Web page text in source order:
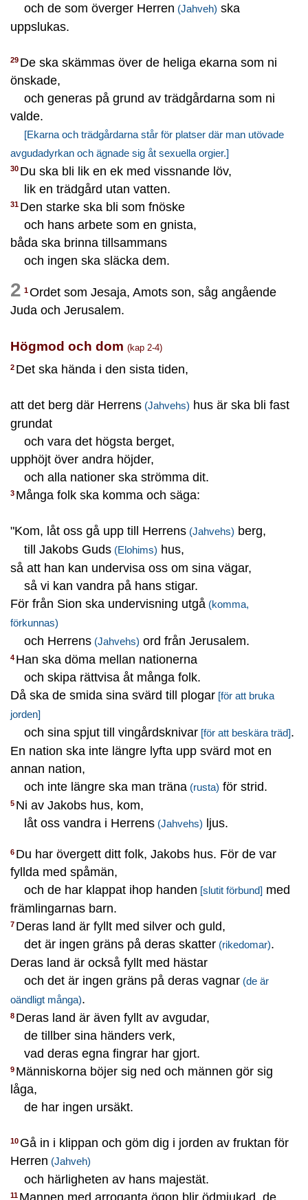
och de som överger Herren (Jahveh) ska
uppslukas.
29 De ska skämmas över de heliga ekarna som ni
önskade,
och generas på grund av trädgårdarna som ni
valde.
[Ekarna och trädgårdarna står för platser där man utövade
avgudadyrkan och ägnade sig åt sexuella orgier.]
30 Du ska bli lik en ek med vissnande löv,
lik en trädgård utan vatten.
31 Den starke ska bli som fnöske
och hans arbete som en gnista,
båda ska brinna tillsammans
och ingen ska släcka dem.
2 1Ordet som Jesaja, Amots son, såg angående
Juda och Jerusalem.
Högmod och dom (kap 2-4)
2 Det ska hända i den sista tiden,
att det berg där Herrens (Jahvehs) hus är ska bli fast
grundat
och vara det högsta berget,
upphöjt över andra höjder,
och alla nationer ska strömma dit.
3 Många folk ska komma och säga:
"Kom, låt oss gå upp till Herrens (Jahvehs) berg,
till Jakobs Guds (Elohims) hus,
så att han kan undervisa oss om sina vägar,
så vi kan vandra på hans stigar.
För från Sion ska undervisning utgå (komma,
förkunnas)
och Herrens (Jahvehs) ord från Jerusalem.
4 Han ska döma mellan nationerna
och skipa rättvisa åt många folk.
Då ska de smida sina svärd till plogar [för att bruka
jorden]
och sina spjut till vingårdsknivar [för att beskära träd].
En nation ska inte längre lyfta upp svärd mot en
annan nation,
och inte längre ska man träna (rusta) för strid.
5 Ni av Jakobs hus, kom,
låt oss vandra i Herrens (Jahvehs) ljus.
6 Du har övergett ditt folk, Jakobs hus. För de var
fyllda med spåmän,
och de har klappat ihop handen [slutit förbund] med
främlingarnas barn.
7 Deras land är fyllt med silver och guld,
det är ingen gräns på deras skatter (rikedomar).
Deras land är också fyllt med hästar
och det är ingen gräns på deras vagnar (de är
oändligt många).
8 Deras land är även fyllt av avgudar,
de tillber sina händers verk,
vad deras egna fingrar har gjort.
9 Människorna böjer sig ned och männen gör sig
låga,
de har ingen ursäkt.
10 Gå in i klippan och göm dig i jorden av fruktan för
Herren (Jahveh)
och härligheten av hans majestät.
11 Mannen med arroganta ögon blir ödmjukad, de